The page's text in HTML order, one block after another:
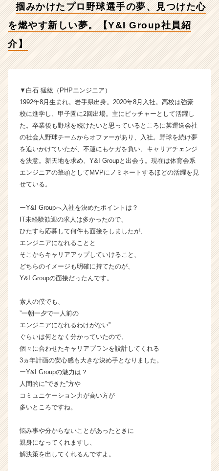
r
o
u
紹
【Y
&
I
G
o
u
p
株
社
タ
イ
ム
ラ
イ
ン】
ャ
ー・
成
長
ら
ウ
ト
が
掴みかけたプロ野球選手の夢、見つけた心
を燃やす新しい夢。【Y&I Group社員紹
介】
▼白石 猛紘（PHPエンジニア）
1992年8月生まれ。岩手県出身。2020年8月入社。高校は強豪
校に進学し、甲子園に2回出場。主にピッチャーとして活躍し
た。卒業後も野球を続けたいと思っているところに某運送会社
の社会人野球チームからオファーがあり、入社。野球を続け夢
を追いかけていたが、不運にもケガを負い、キャリアチェンジ
を決意。新天地を求め、Y&I Groupと出会う。現在は体育会系
エンジニアの筆頭としてMVPにノミネートするほどの活躍を見
せている。
ーY&I Groupへ入社を決めたポイントは？
IT未経験歓迎の求人は多かったので、
ひたすら応募して何件も面接をしましたが、
エンジニアになれることと
そこからキャリアアップしていけること、
どちらのイメージも明確に持てたのが、
Y&I Groupの面接だったんです。
素人の僕でも、
”一朝一夕で一人前の
エンジニアになれるわけがない”
ぐらいは何となく分かっていたので、
個々に合わせたキャリアプランを設計してくれる
3ヵ年計画の安心感も大きな決め手となりました。
ーY&I Groupの魅力は？
人間的に”できた”方や
コミュニケーション力が高い方が
多いところですね。
悩み事や分からないことがあったときに
親身になってくれますし、
解決策を出してくれるんですよ。